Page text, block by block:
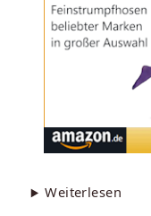
Weiterlesen